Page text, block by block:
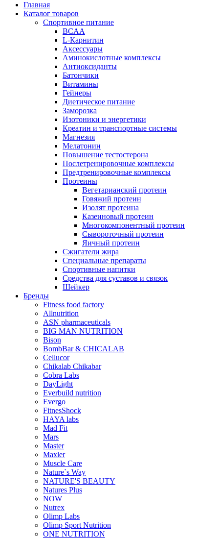
Главная
Каталог товаров
Спортивное питание
BCAA
L-Карнитин
Аксессуары
Аминокислотные комплексы
Антиоксиданты
Батончики
Витамины
Гейнеры
Диетическое питание
Заморозка
Изотоники и энергетики
Креатин и транспортные системы
Магнезия
Мелатонин
Повышение тестостерона
Послетренировочные комплексы
Предтренировочные комплексы
Протеины
Вегетарианский протеин
Говяжий протеин
Изолят протеина
Казеиновый протеин
Многокомпонентный протеин
Сывороточный протеин
Яичный протеин
Сжигатели жира
Специальные препараты
Спортивные напитки
Средства для суставов и связок
Шейкер
Бренды
Fitness food factory
Allnutrition
ASN pharmaceuticals
BIG MAN NUTRITION
Bison
BombBar & CHICALAB
Cellucor
Chikalab Chikabar
Cobra Labs
DayLight
Everbuild nutrition
Evergo
FitnesShock
HAYA labs
Mad Fit
Mars
Master
Maxler
Muscle Care
Nature`s Way
NATURE'S BEAUTY
Natures Plus
NOW
Nutrex
Olimp Labs
Olimp Sport Nutrition
ONE NUTRITION